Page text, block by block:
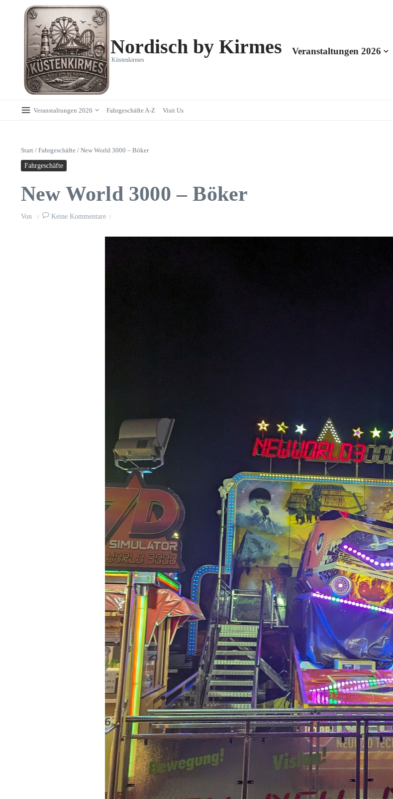
Zum Inhalt springen
Nordisch by Kirmes
Küstenkirmes
Veranstaltungen 2026
Veranstaltungen 2026 Fahrgeschäfte A-Z Visit Us
Start / Fahrgeschäfte / New World 3000 – Böker
Fahrgeschäfte
New World 3000 – Böker
Von Keine Kommentare